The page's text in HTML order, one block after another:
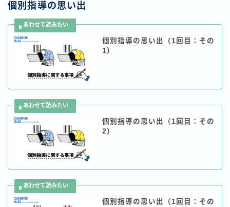
個別指導の思い出
個別指導の思い出（1回目：その
1）
個別指導の思い出（1回目：その
2）
個別指導の思い出（1回目：その